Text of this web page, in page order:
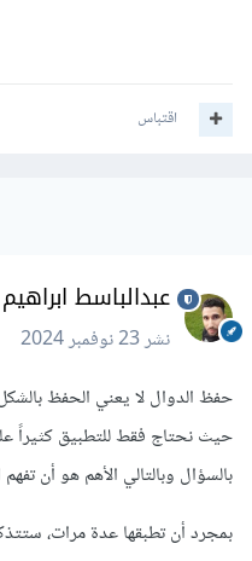
اقتباس
عبدالباسط ابراهيم
نشر23 نوفمبر 2024
حفظ الدوال لا يعني الحفظ
حيث نحتاج فقط للتطبيق كثيراً
بالسؤال وبالتالي الأهم هو أن
بمجرد أن تطبقها عدة مرات،